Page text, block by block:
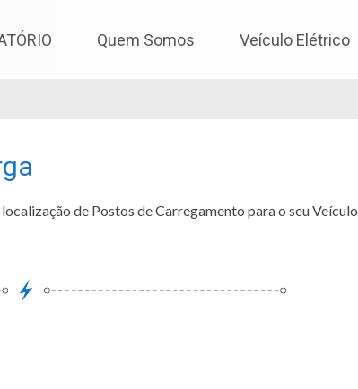
Quem Somos Veículo Elétrico
de Postos de Carregamento para o seu Veículo